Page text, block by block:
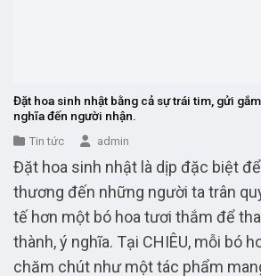
Đặt hoa sinh nhật bằng cả sự trái tim, gửi
nghĩa đến người nhận.
Tin tức admin
Đặt hoa sinh nhật là dịp đặc biệt
thương đến những người ta trân
tế hơn một bó hoa tươi thắm để
thành, ý nghĩa. Tại CHIÊU, mỗi bó
chăm chút như một tác phẩm